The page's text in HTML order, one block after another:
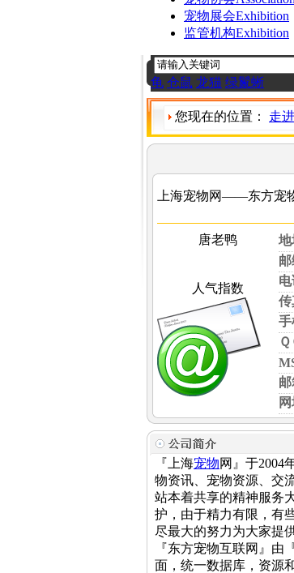
宠物展会Exhibition
监管机构Exhibition
龟 仓鼠 龙猫 绿鬣蜥
您现在的位置： 走
上海宠物网——东方宠
唐老鸭
人气指数
地
传
手
Ｑ
『上海宠物网』于2004
物资讯、宠物资源、交
站本着共享的精神服
护，由于精力有限，有
尽最大的努力为大家提
『东方宠物互联网』由
面，统一数据库，资源